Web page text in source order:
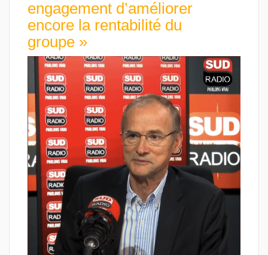
engagement d’améliorer
encore la rentabilité du
groupe »